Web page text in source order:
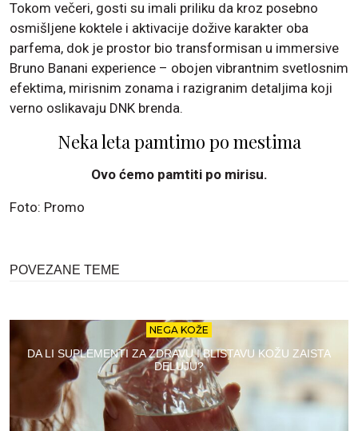
Tokom večeri, gosti su imali priliku da kroz posebno
osmišljene koktele i aktivacije dožive karakter oba
parfema, dok je prostor bio transformisan u immersive
Bruno Banani experience – obojen vibrantnim svetlosnim
efektima, mirisnim zonama i razigranim detaljima koji
verno oslikavaju DNK brenda.
Neka leta pamtimo po mestima
Ovo ćemo pamtiti po mirisu.
Foto: Promo
POVEZANE TEME
NEGA KOŽE
DA LI SUPLEMENTI ZA ZDRAVU I BLISTAVU KOŽU ZAISTA
DELUJU?